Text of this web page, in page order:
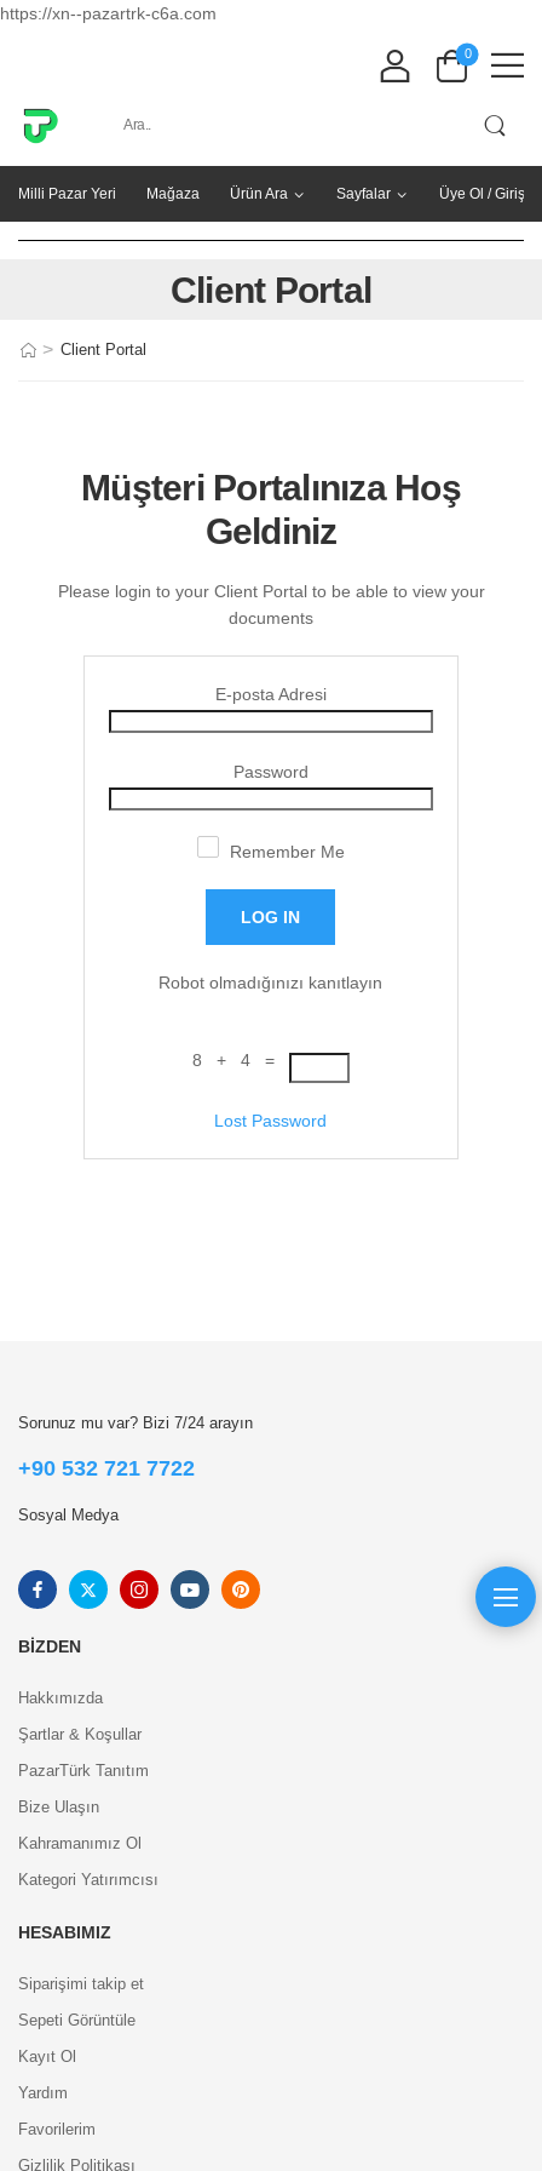
https://xn--pazartrk-c6a.com
0
Milli Pazar Yeri Mağaza Ürün Ara Sayfalar Üye Ol / Giriş
Client Portal
> Client Portal
Müşteri Portalınıza Hoş
Geldiniz
Please login to your Client Portal to be able to view your
documents
E-posta Adresi
Password
Remember Me
Robot olmadığınızı kanıtlayın
8 + 4 =
Lost Password
Sorunuz mu var? Bizi 7/24 arayın
+90 532 721 7722
Sosyal Medya
BIZDEN
Hakkımızda
Şartlar & Koşullar
PazarTürk Tanıtım
Bize Ulaşın
Kahramanımız Ol
Kategori Yatırımcısı
HESABIMIZ
Siparişimi takip et
Sepeti Görüntüle
Kayıt Ol
Yardım
Favorilerim
Gizlilik Politikası